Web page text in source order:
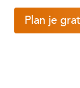
Plan je